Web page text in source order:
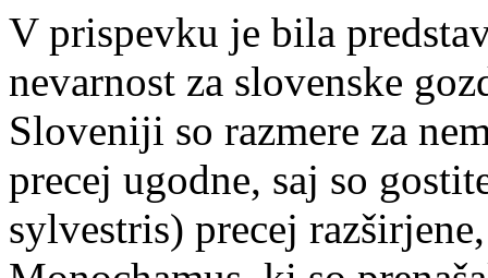
V prispevku je bila
nevarnost za slovenske
Sloveniji so razmere za
precej ugodne, saj so
sylvestris) precej